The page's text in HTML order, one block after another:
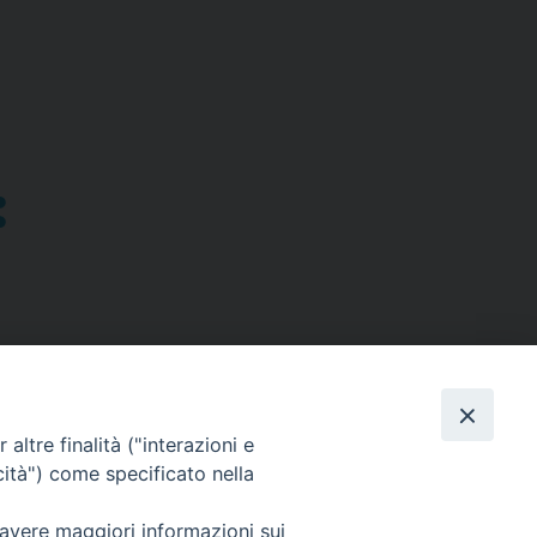
SEGUICI SU
altre finalità ("interazioni e
come specificato nella
maggiori informazioni sui